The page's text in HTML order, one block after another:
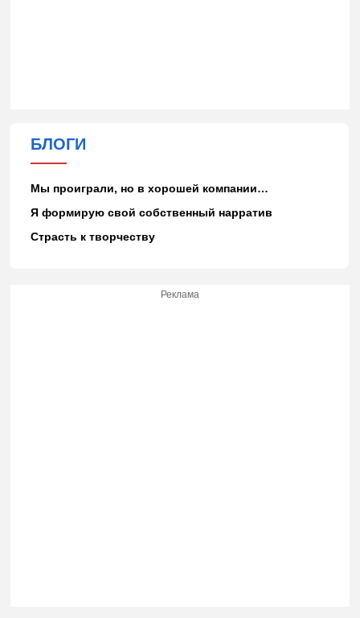
БЛОГИ
Мы проиграли, но в хорошей компании…
Я формирую свой собственный нарратив
Страсть к творчеству
Реклама